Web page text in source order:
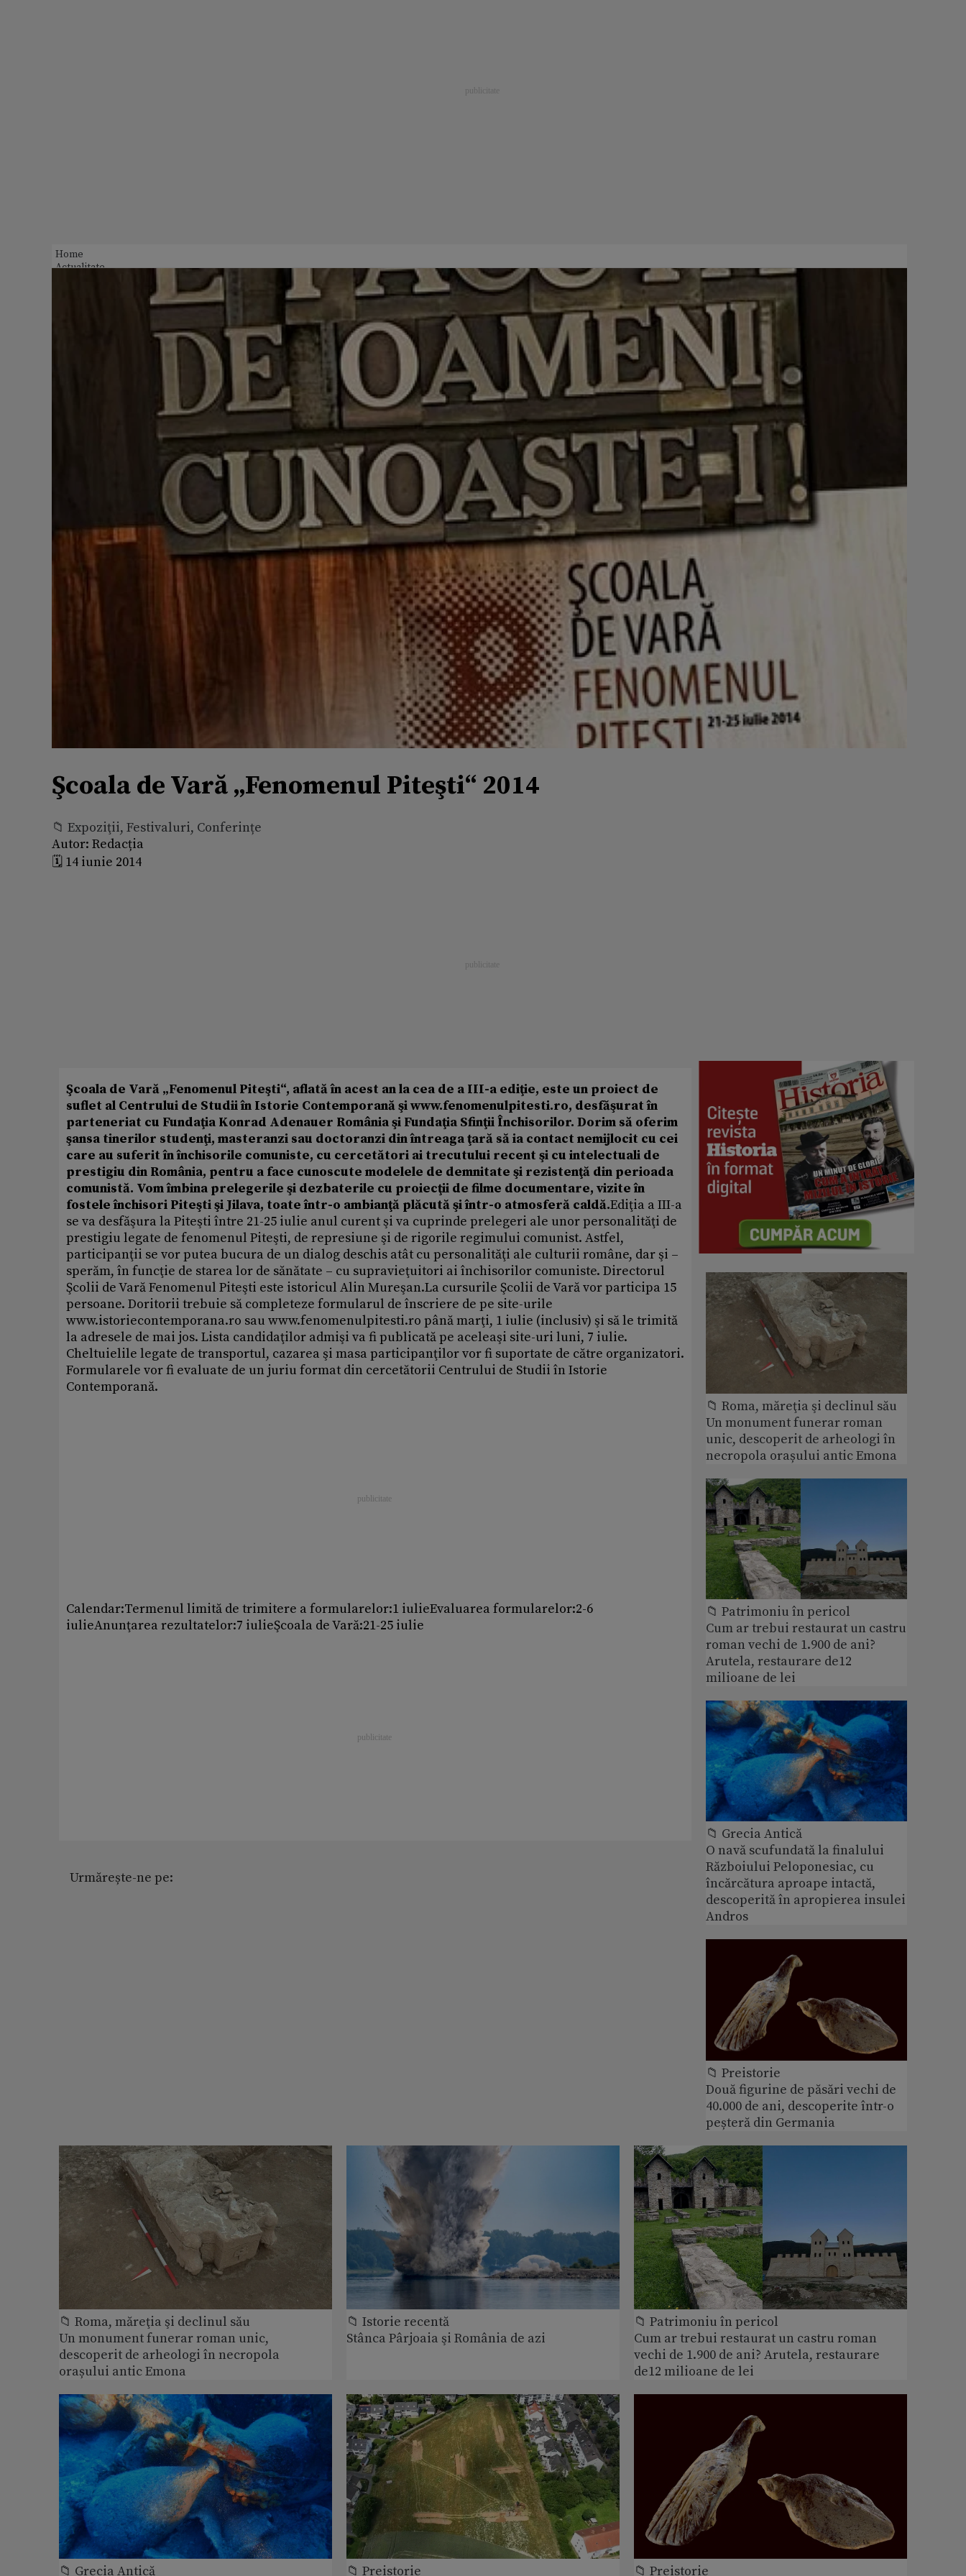
Home
Actualitate
Şcoala de Vară „Fenomenul Piteşti“ 2014
📁 Expoziţii, Festivaluri, Conferințe
Autor: Redacția
🗓️ 14 iunie 2014
Şcoala de Vară „Fenomenul Piteşti“, aflată în acest an la cea de a III-a ediţie, este un proiect de
suflet al Centrului de Studii în Istorie Contemporană şi www.fenomenulpitesti.ro, desfăşurat în
parteneriat cu Fundaţia Konrad Adenauer România şi Fundaţia Sfinţii Închisorilor. Dorim să oferim
şansa tinerilor studenţi, masteranzi sau doctoranzi din întreaga ţară să ia contact nemijlocit cu cei
care au suferit în închisorile comuniste, cu cercetători ai trecutului recent şi cu intelectuali de
prestigiu din România, pentru a face cunoscute modelele de demnitate şi rezistenţă din perioada
comunistă. Vom îmbina prelegerile şi dezbaterile cu proiecţii de filme documentare, vizite în
fostele închisori Piteşti şi Jilava, toate într-o ambianţă plăcută şi într-o atmosferă caldă.Ediţia a III-a
se va desfăşura la Piteşti între 21-25 iulie anul curent şi va cuprinde prelegeri ale unor personalităţi de
prestigiu legate de fenomenul Piteşti, de represiune şi de rigorile regimului comunist. Astfel,
participanţii se vor putea bucura de un dialog deschis atât cu personalităţi ale culturii române, dar şi –
sperăm, în funcţie de starea lor de sănătate – cu supravieţuitori ai închisorilor comuniste. Directorul
Şcolii de Vară Fenomenul Piteşti este istoricul Alin Mureşan.La cursurile Şcolii de Vară vor participa 15
persoane. Doritorii trebuie să completeze formularul de înscriere de pe site-urile
www.istoriecontemporana.ro sau www.fenomenulpitesti.ro până marţi, 1 iulie (inclusiv) şi să le trimită
la adresele de mai jos. Lista candidaţilor admişi va fi publicată pe aceleaşi site-uri luni, 7 iulie.
Cheltuielile legate de transportul, cazarea şi masa participanţilor vor fi suportate de către organizatori.
Formularele vor fi evaluate de un juriu format din cercetătorii Centrului de Studii în Istorie
Contemporană.
Calendar:Termenul limită de trimitere a formularelor:1 iulieEvaluarea formularelor:2-6
iulieAnunţarea rezultatelor:7 iulieŞcoala de Vară:21-25 iulie
Urmărește-ne pe:
📁 Roma, măreţia şi declinul său
Un monument funerar roman
unic, descoperit de arheologi în
necropola orașului antic Emona
📁 Patrimoniu în pericol
Cum ar trebui restaurat un castru
roman vechi de 1.900 de ani?
Arutela, restaurare de12
milioane de lei
📁 Grecia Antică
O navă scufundată la finalului
Războiului Peloponesiac, cu
încărcătura aproape intactă,
descoperită în apropierea insulei
Andros
📁 Preistorie
Două figurine de păsări vechi de
40.000 de ani, descoperite într-o
peșteră din Germania
📁 Roma, măreţia şi declinul său
Un monument funerar roman unic,
descoperit de arheologi în necropola
orașului antic Emona
📁 Istorie recentă
Stânca Pârjoaia şi România de azi
📁 Patrimoniu în pericol
Cum ar trebui restaurat un castru roman
vechi de 1.900 de ani? Arutela, restaurare
de12 milioane de lei
📁 Grecia Antică 📁 Preistorie 📁 Preistorie